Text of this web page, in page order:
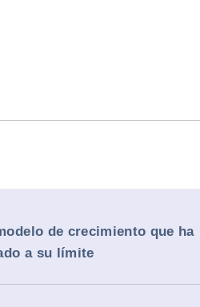
de crecimiento que ha
a su límite